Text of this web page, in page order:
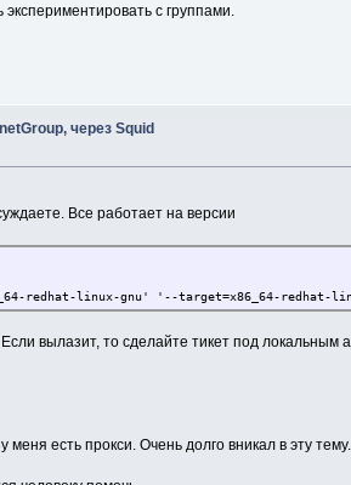
с группами.
через Squid
Все работает на версии
redhat-linux-gnu' '--target=x86_64-
вылазит, то сделайте тикет под
есть прокси. Очень долго вникал в эту тему.